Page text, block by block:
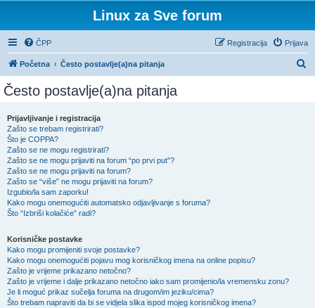
Linux za Sve forum
ČPP Prijava
Registracija
Početna Često postavlje(a)na pitanja
Često postavlje(a)na pitanja
Prijavljivanje i registracija
Zašto se trebam registrirati?
Što je COPPA?
Zašto se ne mogu registrirati?
Zašto se ne mogu prijaviti na forum “po prvi put”?
Zašto se ne mogu prijaviti na forum?
Zašto se “više” ne mogu prijaviti na forum?
Izgubio/la sam zaporku!
Kako mogu onemogućiti automatsko odjavljivanje s foruma?
Što “Izbriši kolačiće” radi?
Korisničke postavke
Kako mogu promijeniti svoje postavke?
Kako mogu onemogućiti pojavu mog korisničkog imena na online popisu?
Zašto je vrijeme prikazano netočno?
Zašto je vrijeme i dalje prikazano netočno iako sam promijenio/la vremensku zonu?
Je li moguć prikaz sučelja foruma na drugom/im jeziku/cima?
Što trebam napraviti da bi se vidjela slika ispod mojeg korisničkog imena?